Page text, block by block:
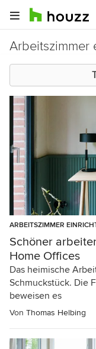
Arbeitszimmer
ARBEITSZIMMER
Schöner
Home Offices
Das heimische
Schmuckstück. Die
beweisen es
Von Thomas Helbing